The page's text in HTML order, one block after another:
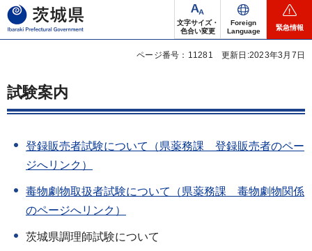
茨城県
文字サイズ・
色合い変更
Foreign
Language
緊急情報
ページ番号：11281 更新日:2023年3月7日
試験案内
登録販売者試験について（県薬務課 登録販売者のペー
ジへリンク）
毒物劇物取扱者試験について（県薬務課 毒物劇物関係
のページへリンク）
茨城県調理師試験について